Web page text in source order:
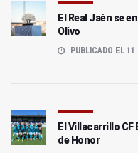
El Real Jaén se
Olivo
PUBLICADO EL
El Villacarrillo CF
de Honor